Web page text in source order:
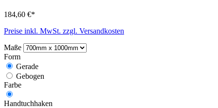
184,60 €*
Preise inkl. MwSt. zzgl. Versandkosten
Maße
Form
Gerade
Gebogen
Farbe
Handtuchhaken